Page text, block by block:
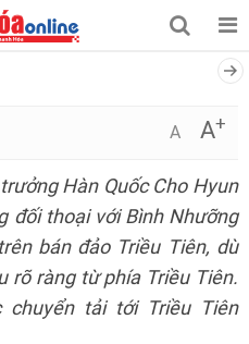
A A+
Hàn Quốc Cho Hyun
đối thoại với Bình Nhưỡng
bán đảo Triều Tiên, dù
rõ ràng từ phía Triều Tiên.
chuyển tải tới Triều Tiên